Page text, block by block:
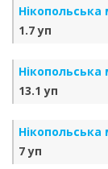
Нікопольська
1.7 уп
Нікопольська
13.1 уп
Нікопольська
7 уп